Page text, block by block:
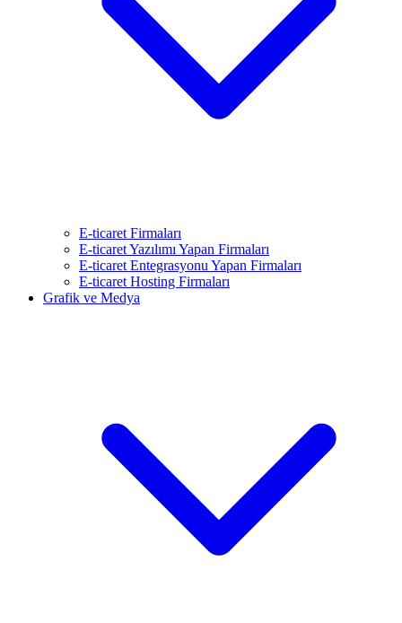
E-ticaret Firmaları
E-ticaret Yazılımı Yapan Firmaları
E-ticaret Entegrasyonu Yapan Firmaları
E-ticaret Hosting Firmaları
Grafik ve Medya